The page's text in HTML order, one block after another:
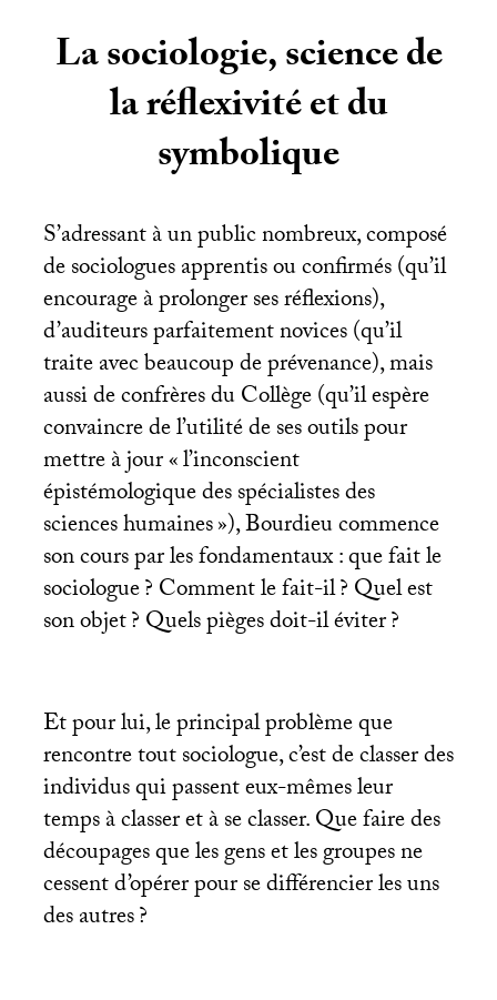
La sociologie, science de
la réflexivité et du
symbolique
S’adressant à un public nombreux, composé
de sociologues apprentis ou confirmés (qu’il
encourage à prolonger ses réflexions),
d’auditeurs parfaitement novices (qu’il
traite avec beaucoup de prévenance), mais
aussi de confrères du Collège (qu’il espère
convaincre de l’utilité de ses outils pour
mettre à jour «l’inconscient
épistémologique des spécialistes des
sciences humaines»), Bourdieu commence
son cours par les fondamentaux : que fait le
sociologue? Comment le fait-il? Quel est
son objet? Quels pièges doit-il éviter?
Et pour lui, le principal problème que
rencontre tout sociologue, c’est de classer des
individus qui passent eux-mêmes leur
temps à classer et à se classer. Que faire des
découpages que les gens et les groupes ne
cessent d’opérer pour se différencier les uns
des autres?